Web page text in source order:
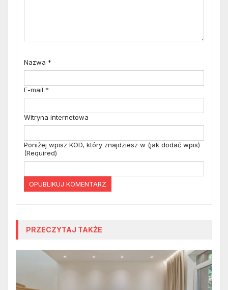
Nazwa *
E-mail *
Witryna internetowa
Poniżej wpisz KOD, który znajdziesz w (jak dodać wpis)
(Required)
PRZECZYTAJ TAKŻE